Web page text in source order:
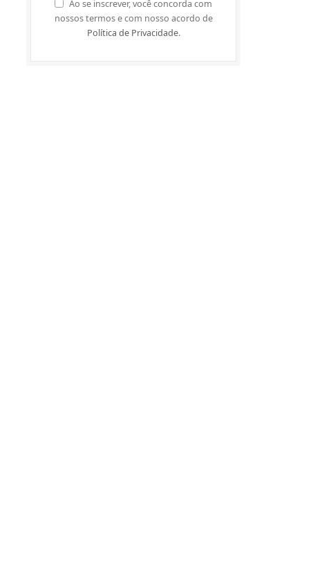
Ao se inscrever, você concorda com
nossos termos e com nosso acordo de
Política de Privacidade.